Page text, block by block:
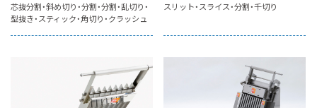
芯抜分割 斜め切り 分割 分割 乱切り
型抜き スティック 角切り クラッシュ
スリット スライス 分割 千切り